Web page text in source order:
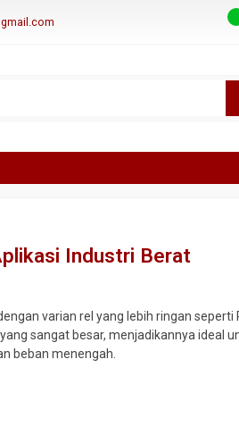
Industri Berat
varian rel yang lebih ringan seperti
sangat besar, menjadikannya ideal
beban menengah.